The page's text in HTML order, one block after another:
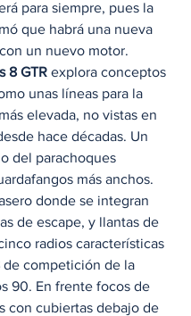
para siempre, pues la
que habrá una nueva
un nuevo motor.
8 GTR explora conceptos
unas líneas para la
elevada, no vistas en
hace décadas. Un
del parachoques
más anchos.
donde se integran
de escape, y llantas de
radios características
de competición de la
90. En frente focos de
con cubiertas debajo de